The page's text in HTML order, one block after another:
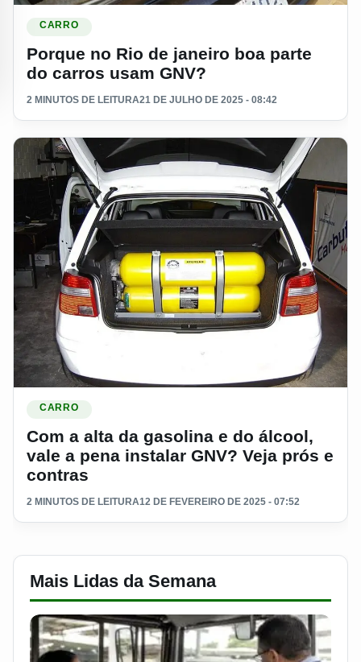
CARRO
Porque no Rio de janeiro boa parte
do carros usam GNV?
2 MINUTOS DE LEITURA21 DE JULHO DE 2025 - 08:42
CARRO
Com a alta da gasolina e do álcool,
vale a pena instalar GNV? Veja prós e
contras
2 MINUTOS DE LEITURA12 DE FEVEREIRO DE 2025 - 07:52
Mais Lidas da Semana